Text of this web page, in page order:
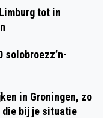
tot in
solobroezz’n-
in Groningen, zo
die bij je situatie